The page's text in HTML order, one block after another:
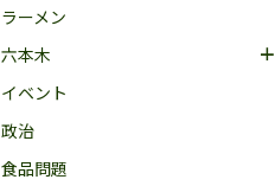
ラーメン
六本木
イベント
政治
食品問題